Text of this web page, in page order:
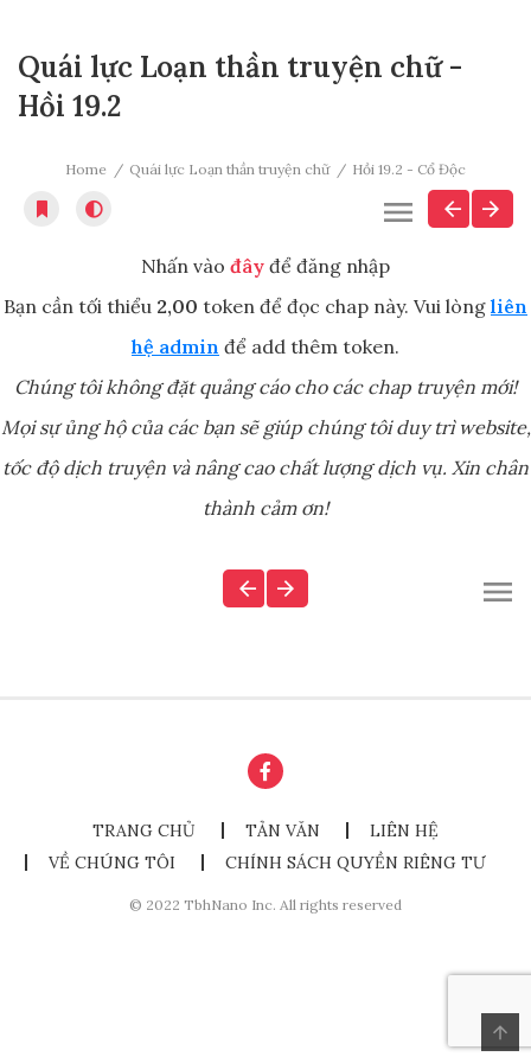
Quái lực Loạn thần truyện chữ -
Hồi 19.2
Home Quái lực Loạn thần truyện chữ Hồi 19.2 - Cổ Độc
Nhấn vào đây để đăng nhập
Bạn cần tối thiểu 2,00 token để đọc chap này. Vui lòng liên
hệ admin để add thêm token.
Chúng tôi không đặt quảng cáo cho các chap truyện mới!
Mọi sự ủng hộ của các bạn sẽ giúp chúng tôi duy trì website,
tốc độ dịch truyện và nâng cao chất lượng dịch vụ. Xin chân
thành cảm ơn!
TRANG CHỦ TẢN VĂN
LIÊN HỆ
VỀ CHÚNG TÔI
CHÍNH SÁCH QUYỀN RIÊNG TƯ
© 2022 TbhNano Inc. All rights reserved